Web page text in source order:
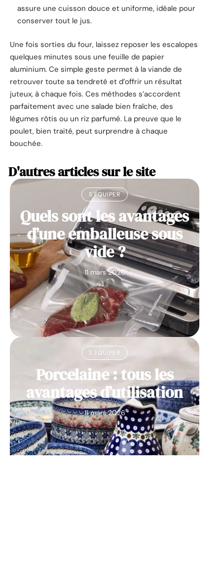
assure une cuisson douce et uniforme, idéale pour
conserver tout le jus.
Une fois sorties du four, laissez reposer les escalopes
quelques minutes sous une feuille de papier
aluminium. Ce simple geste permet à la viande de
retrouver toute sa tendreté et d’offrir un résultat
juteux, à chaque fois. Ces méthodes s’accordent
parfaitement avec une salade bien fraîche, des
légumes rôtis ou un riz parfumé. La preuve que le
poulet, bien traité, peut surprendre à chaque
bouchée.
D'autres articles sur le site
S'ÉQUIPER
Quels sont les avantages
d’une emballeuse sous
vide ?
11 mars 2026
S'ÉQUIPER
Porcelaine : tous les
avantages d’utilisation
11 mars 2026